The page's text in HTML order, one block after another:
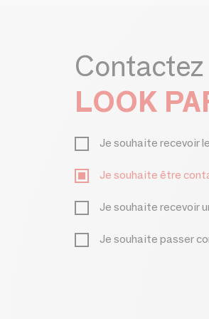
LOOK
Je souhaite recevoir
Je souhaite être
Je souhaite recevoir
Je souhaite passer